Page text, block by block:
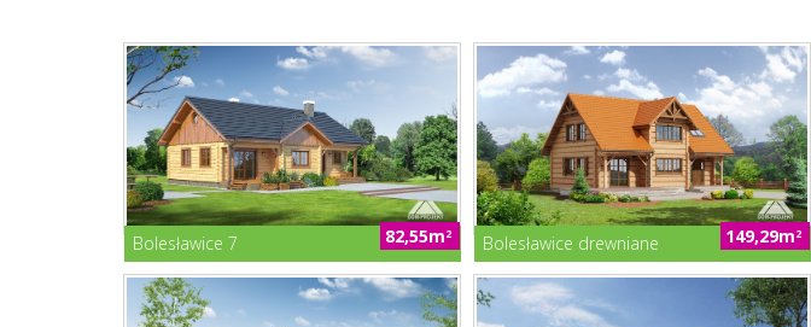
Bolesławice 7 82,55m2 Bolesławice drewniane 149,29m2